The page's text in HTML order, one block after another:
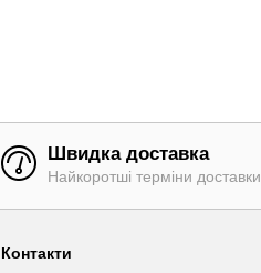
Швидка доставка
Найкоротші терміни доставки
Контакти